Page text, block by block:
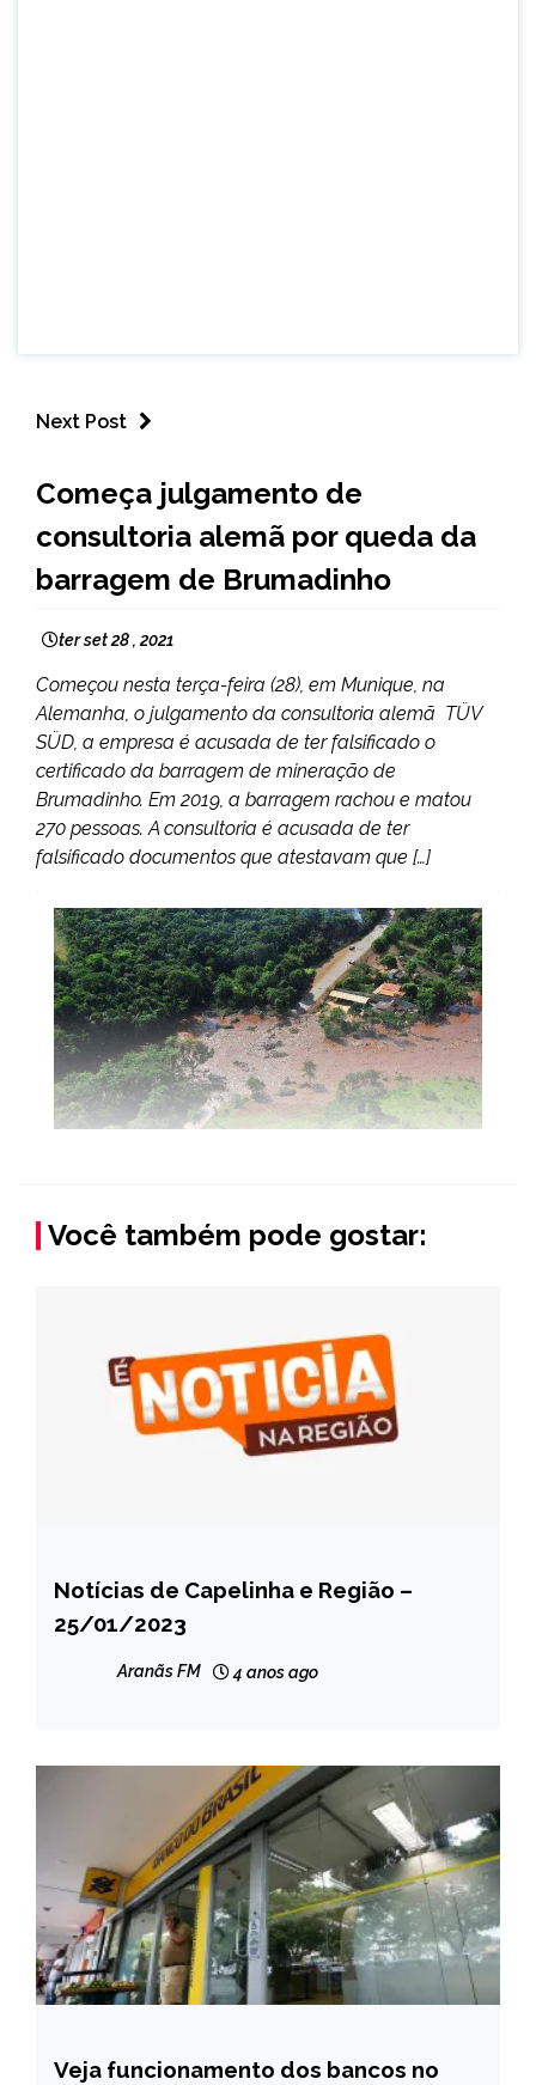
Next Post
GERAIS
NOTÍCIAS
Começa julgamento de
consultoria alemã por queda da
barragem de Brumadinho
ter set 28 , 2021
Começou nesta terça-feira (28), em Munique, na
Alemanha, o julgamento da consultoria alemã TÜV
SÜD, a empresa é acusada de ter falsificado o
certificado da barragem de mineração de
Brumadinho. Em 2019, a barragem rachou e matou
270 pessoas. A consultoria é acusada de ter
falsificado documentos que atestavam que […]
Você também pode gostar:
CAPELINHA
NOTÍCIAS
Notícias de Capelinha e Região –
25/01/2023
Aranãs FM 4 anos ago
BRASIL
Veja funcionamento dos bancos no